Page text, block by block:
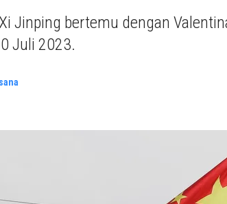
Jinping bertemu dengan
Juli 2023.